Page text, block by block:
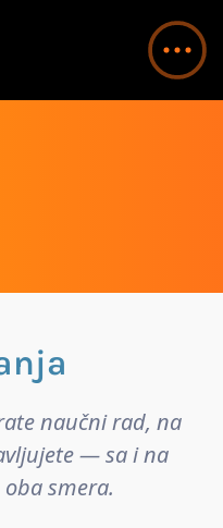
naučni rad, na
— sa i na
smera.